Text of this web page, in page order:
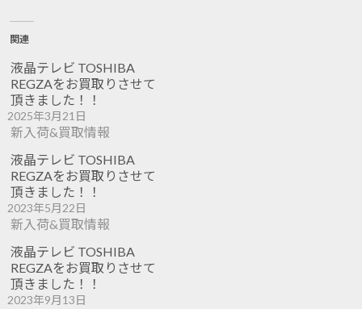
関連
液晶テレビ TOSHIBA
REGZAをお買取りさせて
頂きました！！
2025年3月21日
新入荷&買取情報
液晶テレビ TOSHIBA
REGZAをお買取りさせて
頂きました！！
2023年5月22日
新入荷&買取情報
液晶テレビ TOSHIBA
REGZAをお買取りさせて
頂きました！！
2023年9月13日